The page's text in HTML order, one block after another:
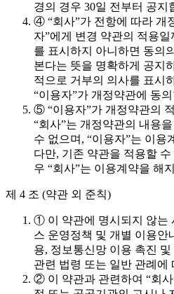
경의 경우 30일 전부터 공지
④ “회사”가 전항에 따라 개
자”에게 변경 약관의 적용
를 표시하지 아니하면 동의
본다는 뜻을 명확하게 공지
적으로 거부의 의사를 표시
“이용자”가 개정약관에 동
⑤ “이용자”가 개정약관의
“회사”는 개정약관의 내용
수 없으며, “이용자”는 이용
다만, 기존 약관을 적용할
우 “회사”는 이용계약을 해
제 4 조 (약관 외 준칙)
① 이 약관에 명시되지 않는
스 운영정책 및 개별 이용안
용, 정보통신망 이용 촉진
관련 법령 또는 일반 관례에
② 이 약관과 관련하여 “회사